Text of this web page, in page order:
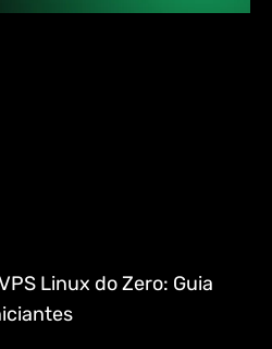
Linux do Zero: Guia